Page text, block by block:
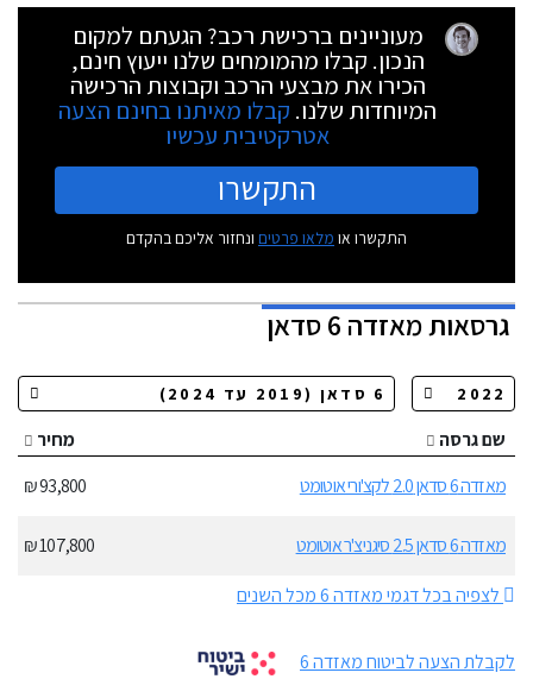
מעוניינים ברכישת רכב? הגעתם למקום
הנכון. קבלו מהמומחים שלנו ייעוץ חינם,
הכירו את מבצעי הרכב וקבוצות הרכישה
המיוחדות שלנו. קבלו מאיתנו בחינם הצעה
אטרקטיבית עכשיו
התקשרו
התקשרו או מלאו פרטים ונחזור אליכם בהקדם
גרסאותמאזדה 6 סדאן
שם גרסה
מחיר
מאזדה 6 סדאן 2.0 לקצ'ורי אוטומט
93,800 ₪
מאזדה 6 סדאן 2.5 סיגניצ'ר אוטומט
107,800 ₪
לצפיה בכל דגמי מאזדה 6 מכל השנים
לקבלת הצעה לביטוח מאזדה 6